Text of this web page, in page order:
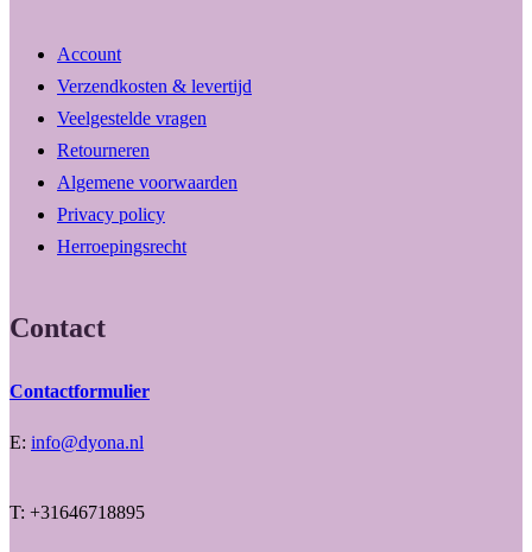
Account
Verzendkosten & levertijd
Veelgestelde vragen
Retourneren
Algemene voorwaarden
Privacy policy
Herroepingsrecht
Contact
Contactformulier
E: info@dyona.nl
T: +31646718895